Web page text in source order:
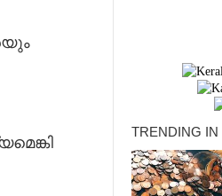
TRENDING IN